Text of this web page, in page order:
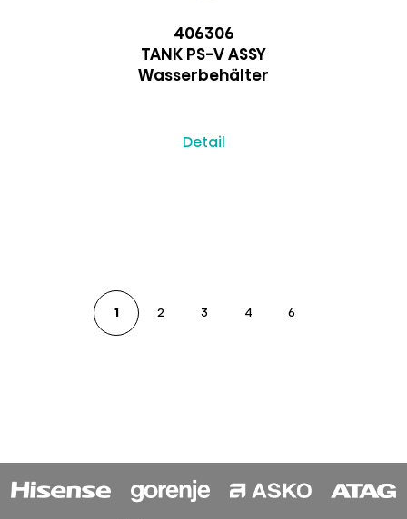
406306
TANK PS-V ASSY
Wasserbehälter
Detail
1 2 3 4 6